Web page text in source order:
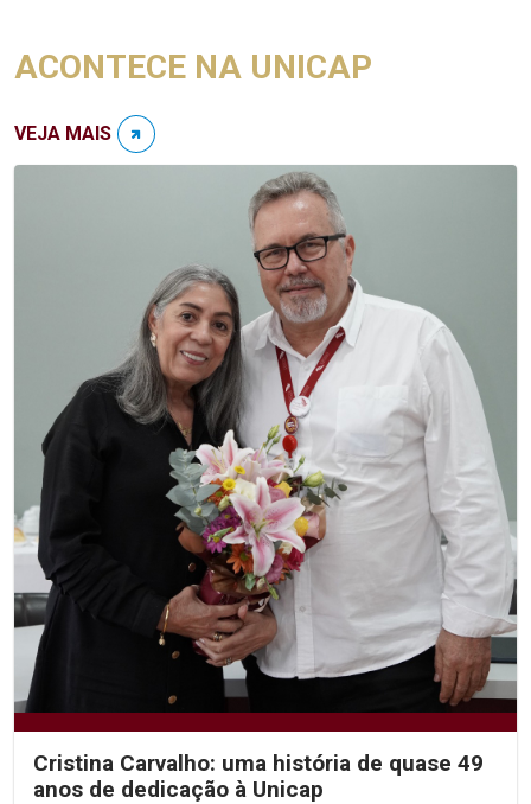
ACONTECE NA UNICAP
VEJA MAIS
Cristina Carvalho: uma história de quase 49
anos de dedicação à Unicap